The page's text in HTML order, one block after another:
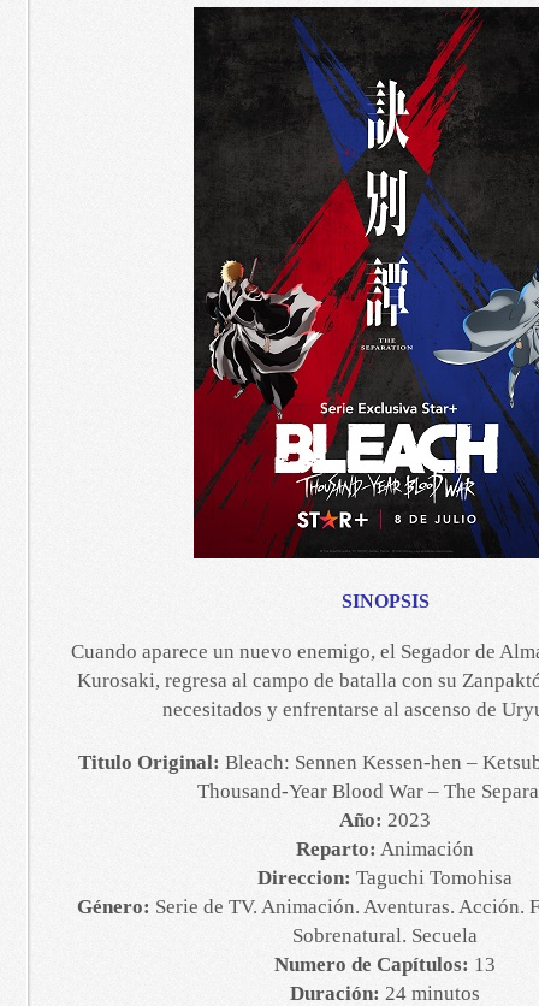
SINOPSIS
Cuando aparece un nuevo enemigo, el Segador de
Kurosaki, regresa al campo de batalla con su
necesitados y enfrentarse al ascenso de
Titulo Original: Bleach: Sennen Kessen-hen –
Thousand-Year Blood War – The
Año: 2023
Reparto: Animación
Direccion: Taguchi Tomohisa
Género: Serie de TV. Animación. Aventuras. Acción.
Sobrenatural. Secuela
Numero de Capítulos: 13
Duración: 24 minutos